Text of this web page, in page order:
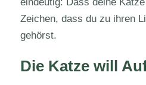
Zeichen, dass du zu ihren
gehörst.
Die Katze will